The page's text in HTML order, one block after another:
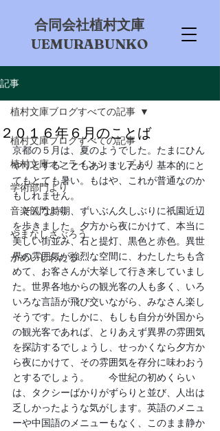
​合同会社植村文庫
UEMURABUNKO
記事
植村文庫ブログすべての記事
植村文庫オンラインショップより
学術部門より
音楽部門より
やまなしさぶろう
かめいしわたる
植村文庫ブログすべての記事
２０１６年６月のことば
京都の５月は、夏のようでした。たまにひん
やりとすることもありましたが、基本的にと
てもとても暑い。もはや、これが普通なのか
もしれません。
そんな時期、ずいぶん久しぶりに祇園近辺
を歩きました。夕方から夜にかけて、本当に
美しい街並み、石と提灯、黒色と赤色。異世
界の雰囲気が強烈な空間に、わたしたちも含
めて、お客さんが大挙して行き来していまし
た。世界各地からの観光客の人も多く、いろ
いろな言語が飛び交いながら、みなさん楽し
そうです。たしかに、もしも自分が外国から
の観光客であれば、とりあえず異界の雰囲気
を探訪するでしょうし、せっかくなら夕方か
ら夜にかけて、その雰囲気を存分に味わおう
とするでしょう。　　今世紀の初めくらい
は、タクシーばかりがずらりと並び、人出は
乏しかったような気がします。英語のメニュ
ーや中国語のメニューもなく、このまま静か